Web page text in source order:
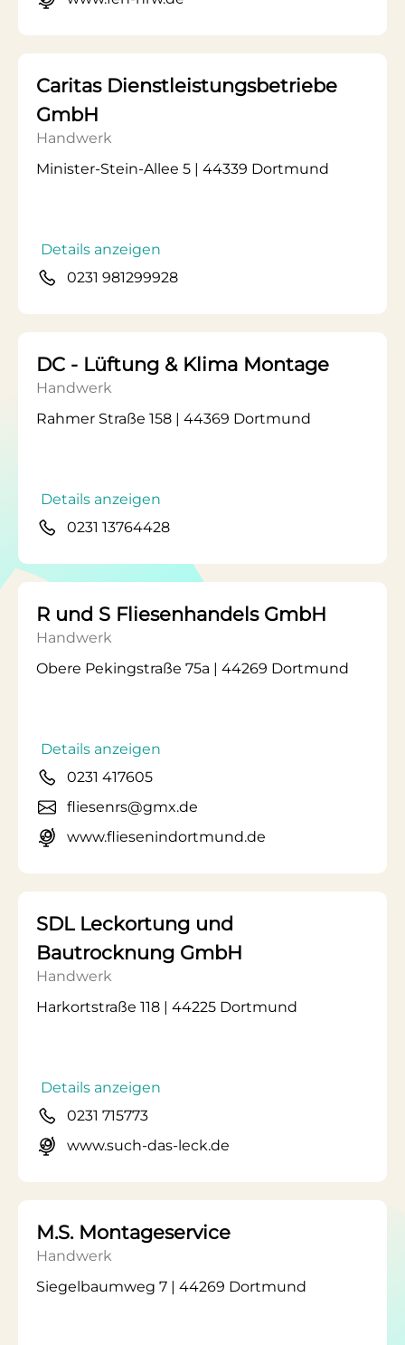
Caritas Dienstleistungsbetriebe
GmbH
Handwerk
Minister-Stein-Allee 5 | 44339 Dortmund
Details anzeigen
0231 981299928
DC - Lüftung & Klima Montage
Handwerk
Rahmer Straße 158 | 44369 Dortmund
Details anzeigen
0231 13764428
R und S Fliesenhandels GmbH
Handwerk
Obere Pekingstraße 75a | 44269 Dortmund
Details anzeigen
0231 417605
fliesenrs@gmx.de
www.fliesenindortmund.de
SDL Leckortung und
Bautrocknung GmbH
Handwerk
Harkortstraße 118 | 44225 Dortmund
Details anzeigen
0231 715773
www.such-das-leck.de
M.S. Montageservice
Handwerk
Siegelbaumweg 7 | 44269 Dortmund